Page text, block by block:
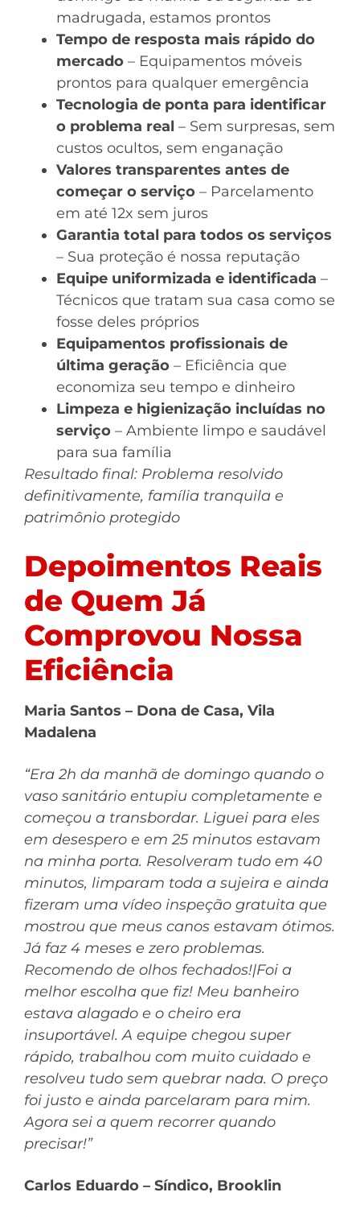
madrugada, estamos prontos
Tempo de resposta mais rápido do
mercado – Equipamentos móveis
prontos para qualquer emergência
Tecnologia de ponta para identificar
o problema real – Sem surpresas, sem
custos ocultos, sem enganação
Valores transparentes antes de
começar o serviço – Parcelamento
em até 12x sem juros
Garantia total para todos os serviços
– Sua proteção é nossa reputação
Equipe uniformizada e identificada –
Técnicos que tratam sua casa como se
fosse deles próprios
Equipamentos profissionais de
última geração – Eficiência que
economiza seu tempo e dinheiro
Limpeza e higienização incluídas no
serviço – Ambiente limpo e saudável
para sua família
Resultado final: Problema resolvido
definitivamente, família tranquila e
patrimônio protegido
Depoimentos Reais
de Quem Já
Comprovou Nossa
Eficiência
Maria Santos – Dona de Casa, Vila
Madalena
“Era 2h da manhã de domingo quando o
vaso sanitário entupiu completamente e
começou a transbordar. Liguei para eles
em desespero e em 25 minutos estavam
na minha porta. Resolveram tudo em 40
minutos, limparam toda a sujeira e ainda
fizeram uma vídeo inspeção gratuita que
mostrou que meus canos estavam ótimos.
Já faz 4 meses e zero problemas.
Recomendo de olhos fechados!|Foi a
melhor escolha que fiz! Meu banheiro
estava alagado e o cheiro era
insuportável. A equipe chegou super
rápido, trabalhou com muito cuidado e
resolveu tudo sem quebrar nada. O preço
foi justo e ainda parcelaram para mim.
Agora sei a quem recorrer quando
precisar!”
Carlos Eduardo – Síndico, Brooklin